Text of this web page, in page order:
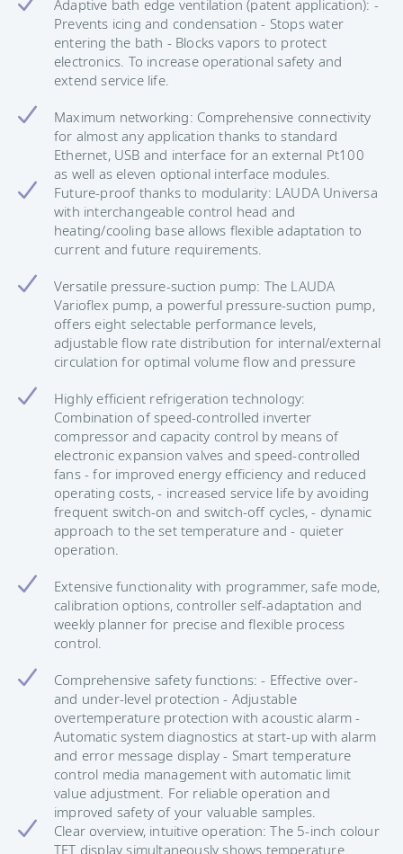
Adaptive bath edge ventilation (patent application): -
Prevents icing and condensation - Stops water
entering the bath - Blocks vapors to protect
electronics. To increase operational safety and
extend service life.
Maximum networking: Comprehensive connectivity
for almost any application thanks to standard
Ethernet, USB and interface for an external Pt100
as well as eleven optional interface modules.
Future-proof thanks to modularity: LAUDA Universa
with interchangeable control head and
heating/cooling base allows flexible adaptation to
current and future requirements.
Versatile pressure-suction pump: The LAUDA
Varioflex pump, a powerful pressure-suction pump,
offers eight selectable performance levels,
adjustable flow rate distribution for internal/external
circulation for optimal volume flow and pressure
Highly efficient refrigeration technology:
Combination of speed-controlled inverter
compressor and capacity control by means of
electronic expansion valves and speed-controlled
fans - for improved energy efficiency and reduced
operating costs, - increased service life by avoiding
frequent switch-on and switch-off cycles, - dynamic
approach to the set temperature and - quieter
operation.
Extensive functionality with programmer, safe mode,
calibration options, controller self-adaptation and
weekly planner for precise and flexible process
control.
Comprehensive safety functions: - Effective over-
and under-level protection - Adjustable
overtemperature protection with acoustic alarm -
Automatic system diagnostics at start-up with alarm
and error message display - Smart temperature
control media management with automatic limit
value adjustment. For reliable operation and
improved safety of your valuable samples.
Clear overview, intuitive operation: The 5-inch colour
TFT display simultaneously shows temperature